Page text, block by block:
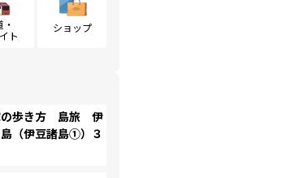
ト
ショップ
歩き方 島旅 伊
（伊豆諸島①）３